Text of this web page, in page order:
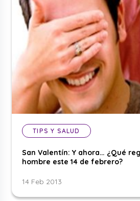
TIPS Y SALUD
San Valentín: Y ahora… ¿Qué
hombre este 14 de febrero?
14 Feb 2013